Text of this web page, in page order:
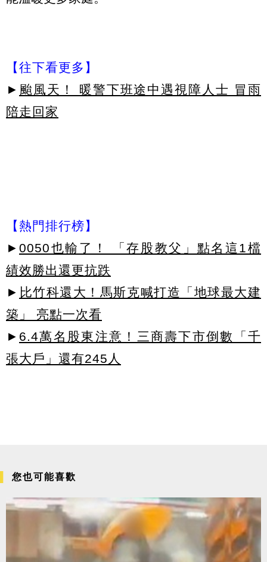
【往下看更多】
► 颱風天！ 暖警下班途中遇視障人士 冒雨
陪走回家
【熱門排行榜】
► 0050也輸了！ 「存股教父」點名這1檔
績效勝出還更抗跌
► 比竹科還大！馬斯克喊打造「地球最大建
築」 亮點一次看
► 6.4萬名股東注意！三商壽下市倒數「千
張大戶」還有245人
您也可能喜歡